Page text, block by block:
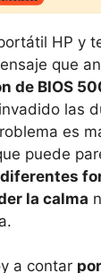
HP y
que
de BIOS
las
es
puede
la calma
a contar